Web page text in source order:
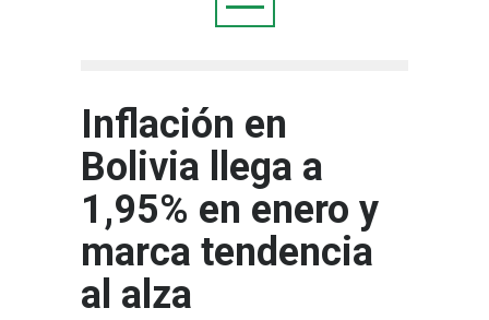
Inflación en
Bolivia llega a
1,95% en enero y
marca tendencia
al alza